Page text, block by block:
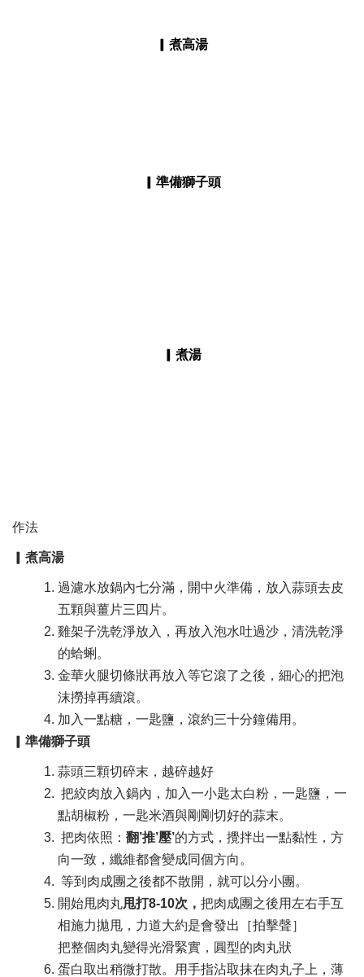
煮高湯
準備獅子頭
煮湯
作法
煮高湯
過濾水放鍋內七分滿，開中火準備，放入蒜頭去皮
五顆與薑片三四片。​
雞架子洗乾淨放入，再放入泡水吐過沙，清洗乾淨
的蛤蜊。​
金華火腿切條狀再放入等它滾了之後，細心的把泡
沫撈掉再續滾。​
加入一點糖，一匙鹽，滾約三十分鐘備用。​
準備獅子頭
蒜頭三顆切碎末，越碎越好
​ 把絞肉放入鍋內，加入一小匙太白粉，一匙鹽，一
點胡椒粉，一匙米酒與剛剛切好的蒜末。​
把肉依照： 翻’推’壓’的方式，​攪拌出一點黏性，方
向一致，纖維都會變成同個方向。​
等到肉成團之後都不散開，就可以分小團。​
開始甩肉丸甩打8-10次， 把肉成團之後用左右手互
相施力拋甩，力道大約是會發出［拍擊聲］
把整個肉丸變得光滑緊實，圓型的肉丸狀
蛋白取出稍微打散。用手指沾取抹在肉丸子上，薄